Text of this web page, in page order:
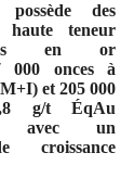
des
haute teneur
en or
000 onces à
et 205 000
g/t ÉqAu
avec un
croissance